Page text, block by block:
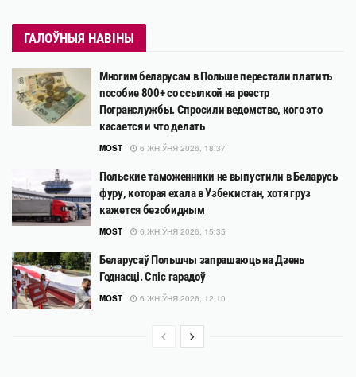
ГАЛОЎНЫЯ НАВІНЫ
Многим беларусам в Польше перестали платить
пособие 800+ со ссылкой на реестр
Погранслужбы. Спросили ведомство, кого это
касается и что делать
MOST 6 ЖНІЎНЯ 2026, 18:37
Польские таможенники не выпустили в Беларусь
фуру, которая ехала в Узбекистан, хотя груз
кажется безобидным
MOST 6 ЖНІЎНЯ 2026, 15:35
Беларусаў Польшчы запрашаюць на Дзень
Годнасці. Спіс гарадоў
MOST 6 ЖНІЎНЯ 2026, 12:10